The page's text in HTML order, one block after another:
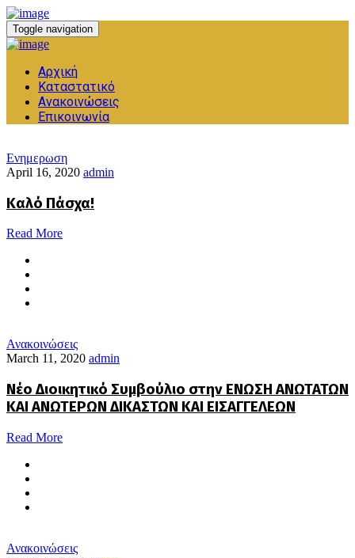
Toggle navigation
Αρχική
Καταστατικό
Ανακοινώσεις
Επικοινωνία
Ενημερωση
April 16, 2020 admin
Καλό Πάσχα!
Read More
Ανακοινώσεις
March 11, 2020 admin
Νέο Διοικητικό Συμβούλιο στην ΕΝΩΣΗ ΑΝΩΤΑΤΩΝ
ΚΑΙ ΑΝΩΤΕΡΩΝ ΔΙΚΑΣΤΩΝ ΚΑΙ ΕΙΣΑΓΓΕΛΕΩΝ
Read More
Ανακοινώσεις